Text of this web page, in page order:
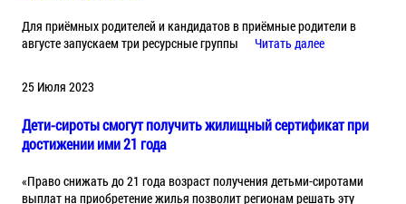
Для приёмных родителей и кандидатов в приёмные родители в
августе запускаем три ресурсные группы
Читать далее
25 Июля 2023
Дети-сироты смогут получить жилищный сертификат при
достижении ими 21 года
«Право снижать до 21 года возраст получения детьми-сиротами
выплат на приобретение жилья позволит регионам решать эту